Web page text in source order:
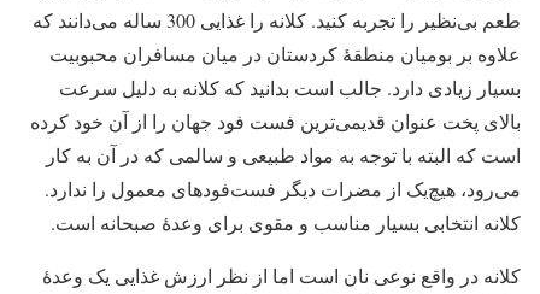
طعم بی‌نظیر را تجربه کنید. کلانه را غذایی 300 ساله می‌دانند که
علاوه بر بومیان منطقۀ کردستان در میان مسافران محبوبیت
بسیار زیادی دارد. جالب است بدانید که کلانه به دلیل سرعت
بالای پخت عنوان قدیمی‌ترین فست فود جهان را از آن خود کرده
است که البته با توجه به مواد طبیعی و سالمی که در آن به کار
می‌رود، هیچ‌یک از مضرات دیگر فست‌فودهای معمول را ندارد.
کلانه انتخابی بسیار مناسب و مقوی برای وعدۀ صبحانه است.
کلانه در واقع نوعی نان است اما از نظر ارزش غذایی یک وعدۀ